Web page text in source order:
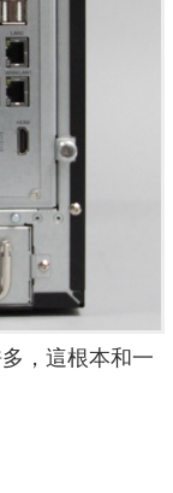
，這根本和一